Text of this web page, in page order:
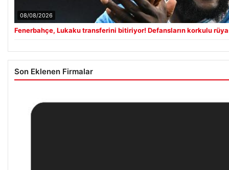
08/08/2026
Fenerbahçe, Lukaku transferini bitiriyor! Defansların korkulu
Son Eklenen Firmalar